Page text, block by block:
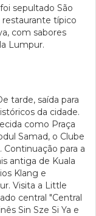
sepultado São
restaurante típico
com sabores
Lumpur.
tarde, saída para
da cidade.
como Praça
Samad, o Clube
Continuação para a
antiga de Kuala
Klang e
Visita a Little
central "Central
Sin Sze Si Ya e